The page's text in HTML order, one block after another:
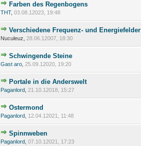
Farben des Regenbogens
THT, 03.08.12023, 19:48
Verschiedene Frequenz- und
Nuculeuz, 28.06.12007, 18:30
Schwingende Steine
Gast aro 25.09.12020, 19:20
Portale in die Anderswelt
Paganlord 21.10.12018, 15:27
Ostermond
Paganlord 12.04.12021, 11:48
Spinnweben
Paganlord 07.10.12021, 17:23